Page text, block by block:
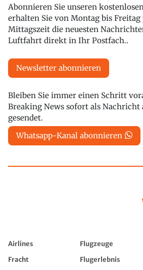
Abonnieren Sie unseren
erhalten Sie von Montag bis
Mittagszeit die neuesten
Luftfahrt direkt in Ihr Postfach..
Newsletter abonnieren
Bleiben Sie immer einen Schritt
Breaking News sofort als
gesendet.
Whatsapp-Kanal abonnieren
Airlines Flugzeuge
Fracht
Flugerlebnis